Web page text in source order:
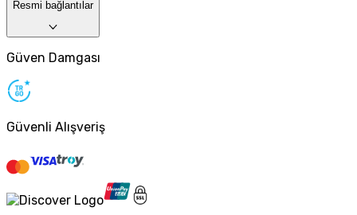
Resmi bağlantılar
Güven Damgası
Güvenli Alışveriş